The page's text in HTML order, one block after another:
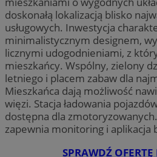
doskonałą lokalizacją blisko
usługowych. Inwestycja
minimalistycznym designem,
licznymi udogodnieniami, z
mieszkańcy. Wspólny, zielony
letniego i placem zabaw dla
Mieszkańca dają możliwość
więzi. Stacja ładowania
dostępna dla
zapewnia monitoring i aplikacja
SPRAWDŹ